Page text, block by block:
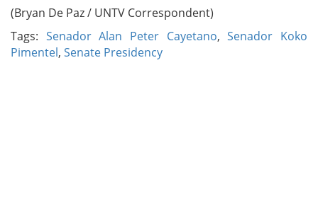
(Bryan De Paz / UNTV Correspondent)
Tags: Senador Alan Peter Cayetano,Senador Koko
Pimentel, Senate Presidency